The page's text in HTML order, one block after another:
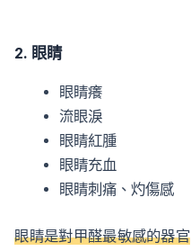
2. 眼睛
眼睛癢
流眼淚
眼睛紅腫
眼睛充血
眼睛刺痛、灼傷感
眼睛是對甲醛最敏感的器官